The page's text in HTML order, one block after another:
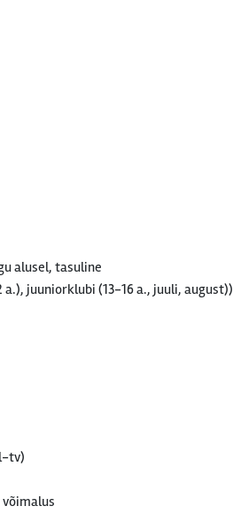
alusel, tasuline
juuniorklubi (13-16 a., juuli, august))
tv)